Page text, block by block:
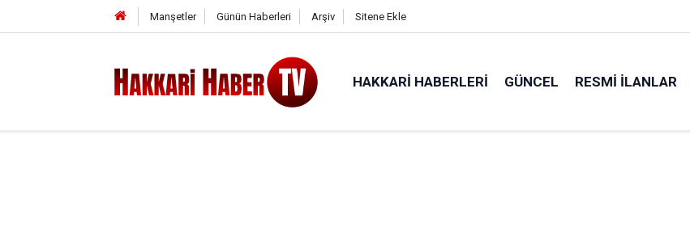
Manşetler Günün Haberleri Arşiv Sitene Ekle
HAKKARI HABERLERI GÜNCEL RESMI İLANLAR